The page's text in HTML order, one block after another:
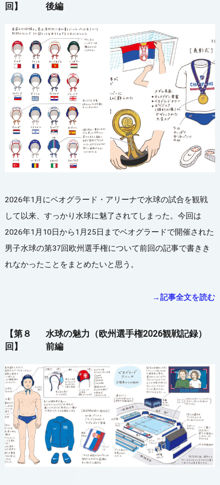
回】
後編
2026年1月にベオグラード・アリーナで水球の試合を観戦
して以来、すっかり水球に魅了されてしまった。今回は
2026年1月10日から1月25日までベオグラードで開催された
男子水球の第37回欧州選手権について前回の記事で書きき
れなかったことをまとめたいと思う。
→記事全文を読む
【第８
回】
水球の魅力（欧州選手権2026観戦記録）
前編